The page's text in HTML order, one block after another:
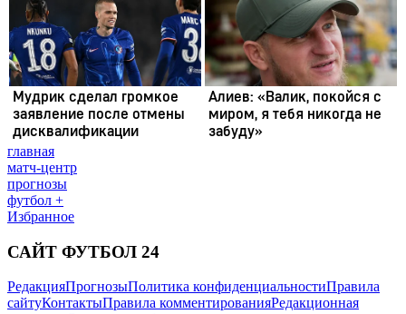
главная
матч-центр
прогнозы
футбол +
Избранное
САЙТ ФУТБОЛ 24
РедакцияПрогнозыПолитика конфиденциальностиПравила
сайтуКонтактыПравила комментированияРедакционная